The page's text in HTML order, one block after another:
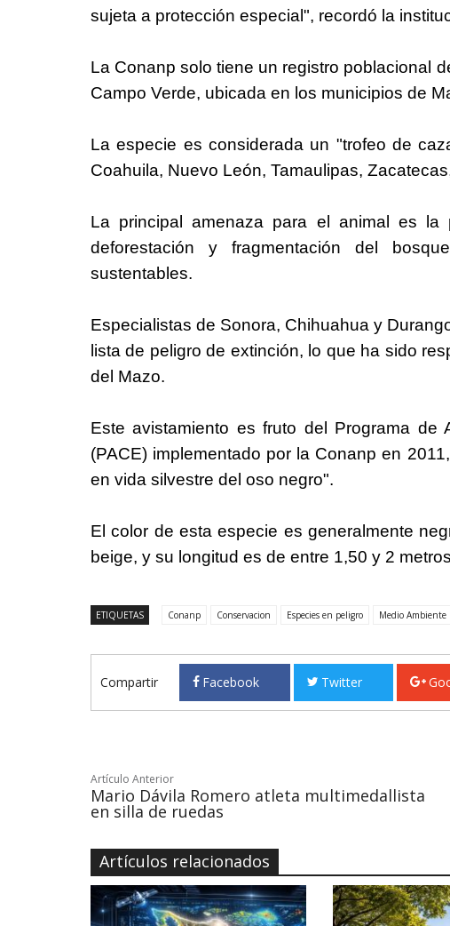
sujeta a protección especial", recordó la
La Conanp solo tiene un registro poblacional
Campo Verde, ubicada en los municipios de
La especie es considerada un "trofeo de
Coahuila, Nuevo León, Tamaulipas,
La principal amenaza para el animal es
deforestación y fragmentación del
sustentables.
Especialistas de Sonora, Chihuahua y
lista de peligro de extinción, lo que ha sido
del Mazo.
Este avistamiento es fruto del Programa
(PACE) implementado por la Conanp en
en vida silvestre del oso negro".
El color de esta especie es generalmente
beige, y su longitud es de entre 1,50 y 2
ETIQUETAS Conanp Conservacion Especies en peligro Medio Ambiente
Compartir Facebook Twitter
Artículo Anterior
Mario Dávila Romero atleta multimedallista
en silla de ruedas
Artículos relacionados